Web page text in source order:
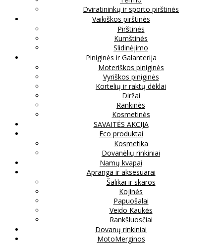
Dviratininkų ir sporto pirštinės
Vaikiškos pirštinės
Pirštinės
Kumštinės
Slidinėjimo
Piniginės ir Galanterija
Moteriškos piniginės
Vyriškos piniginės
Kortelių ir raktų dėklai
Diržai
Rankinės
Kosmetinės
SAVAITĖS AKCIJA
Eco produktai
Kosmetika
Dovanėlių rinkiniai
Namų kvapai
Apranga ir aksesuarai
Šalikai ir skaros
Kojinės
Papuošalai
Veido Kaukės
Rankšluosčiai
Dovanų rinkiniai
MotoMerginos